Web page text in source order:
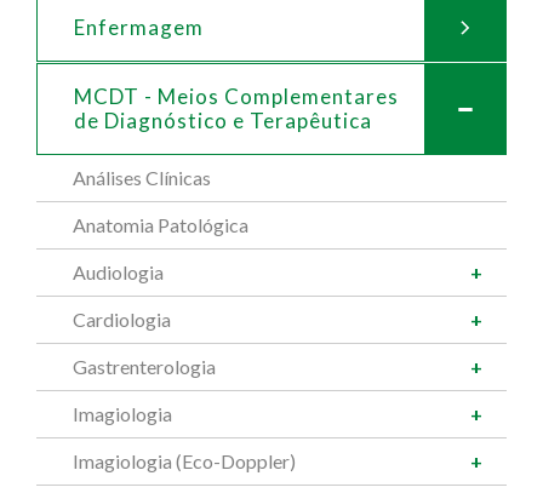
Enfermagem
MCDT - Meios Complementares
de Diagnóstico e Terapêutica
Análises Clínicas
Anatomia Patológica
Audiologia
Cardiologia
Gastrenterologia
Imagiologia
Imagiologia (Eco-Doppler)